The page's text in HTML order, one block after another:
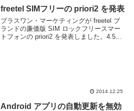
freetel SIMフリーの priori2 を発表
プラスワン・マーケティングが freetel ブ
ランドの廉価版 SIM ロックフリースマー
トフォンの priori2 を発表しました。4.5イ
2014.12.25
Android アプリの自動更新を無効